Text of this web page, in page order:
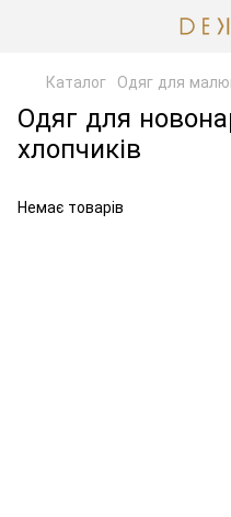
Каталог Одяг для
Одяг для
хлопчиків
Немає товарів